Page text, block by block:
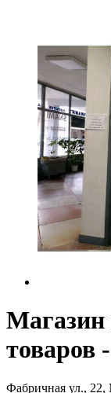
Магазин
товаров
Фабричная ул., 22,